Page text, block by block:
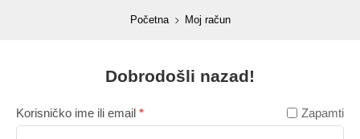
Početna Moj račun
Dobrodošli nazad!
Korisničko ime ili email * Zapamti